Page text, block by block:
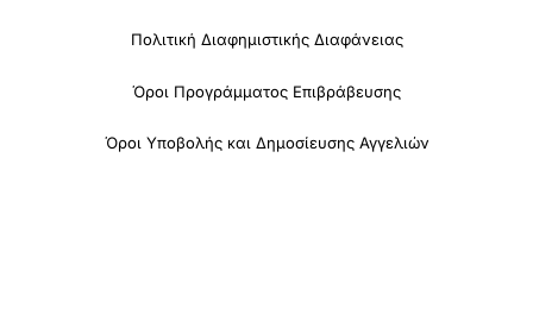
Πολιτική Διαφημιστικής Διαφάνειας
Όροι Προγράμματος Επιβράβευσης
Όροι Υποβολής και Δημοσίευσης Αγγελιών